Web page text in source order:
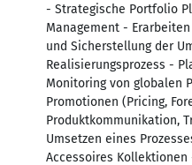
- Strategische Portfolio
Management -
und Sicherstellung der
Realisierungsprozess -
Monitoring von globalen
Promotionen (Pricing,
Produktkommunikation,
Umsetzen eines
Accessoires